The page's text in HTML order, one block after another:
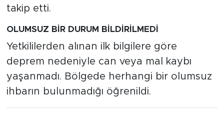
takip etti.
OLUMSUZ BİR DURUM BİLDİRİLMEDİ
Yetkililerden alınan ilk bilgilere göre
deprem nedeniyle can veya mal kaybı
yaşanmadı. Bölgede herhangi bir olumsuz
ihbarın bulunmadığı öğrenildi.